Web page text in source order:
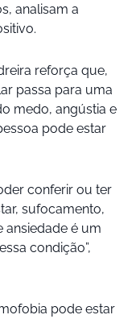
analisam a
reforça que,
passa para uma
medo, angústia e
pode estar
conferir ou ter
sufocamento,
ansiedade é um
condição”,
pode estar